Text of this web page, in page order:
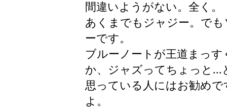
間違いようがない。全く。
あくまでもジャジー。で
ーです。
ブルーノートが王道まっ
か、ジャズってちょっと...
思っている人にはお勧め
よ。